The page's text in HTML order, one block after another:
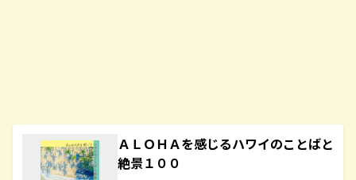
ＡＬＯＨＡを感じるハワイのことばと
絶景１００